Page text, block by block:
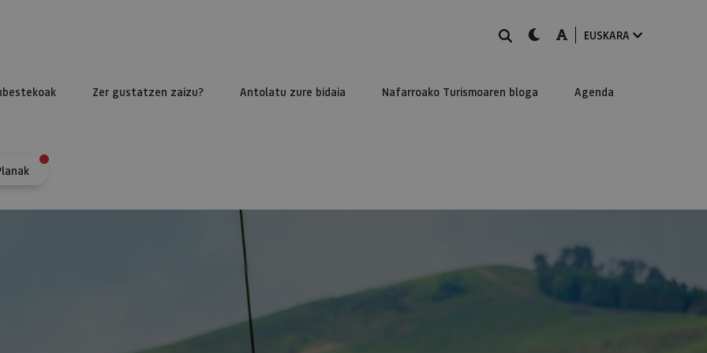
BILATUdark-mode
A-modeEUSKARA
Zer gustatzen zaizu? Antolatu zure bidaia Nafarroako Turismoaren bloga Agenda